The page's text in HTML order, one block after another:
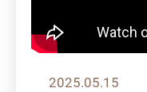
2025.05.15